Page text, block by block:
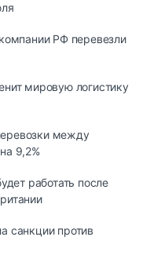
РФ перевезли
мировую логистику
между
9,2%
работать после
санкции против